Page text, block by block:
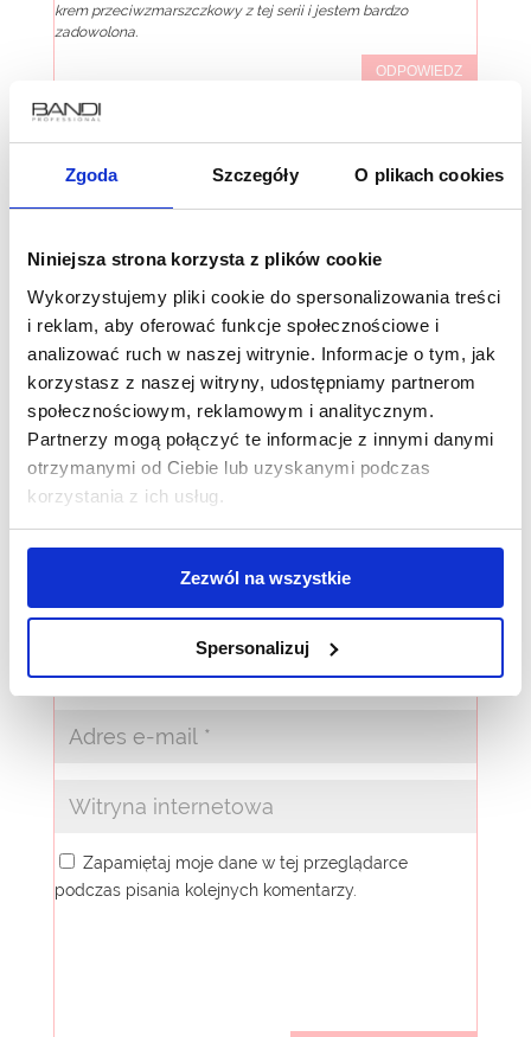
Zgoda Szczegóły O plikach cookies
Niniejsza strona korzysta z plików cookie
Wykorzystujemy pliki cookie do spersonalizowania treści
i reklam, aby oferować funkcje społecznościowe i
analizować ruch w naszej witrynie. Informacje o tym, jak
korzystasz z naszej witryny, udostępniamy partnerom
społecznościowym, reklamowym i analitycznym.
Partnerzy mogą połączyć te informacje z innymi danymi
otrzymanymi od Ciebie lub uzyskanymi podczas
korzystania z ich usług.
Zezwól na wszystkie
Spersonalizuj
krem przeciwzmarszczkowy z tej serii i jestem bardzo
zadowolona.
ODPOWIEDZ
Ilona Kiraga dnia 08.01.2020 o godz. 09:14
Dziękujemy 🙂
Wyślij komentarz
Twój adres e-mail nie zostanie opublikowany.
Wymagane pola są oznaczone*
Zapamiętaj moje dane w tej przeglądarce
podczas pisania kolejnych komentarzy.